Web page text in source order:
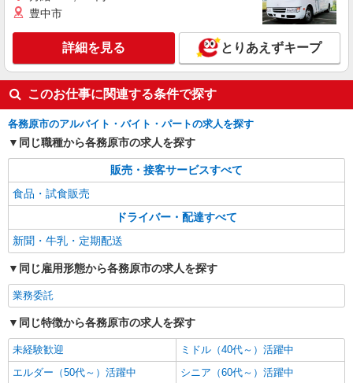
豊中市
詳細を見る とりあえずキープ
このお仕事に関連する条件で探す
各務原市のアルバイト・バイト・パートの求人を探す
同じ職種から各務原市の求人を探す
販売・接客サービスすべて
食品・試食販売
ドライバー・配達すべて
新聞・牛乳・定期配送
同じ雇用形態から各務原市の求人を探す
業務委託
同じ特徴から各務原市の求人を探す
未経験歓迎
ミドル（40代～）活躍中
エルダー（50代～）活躍中
シニア（60代～）活躍中